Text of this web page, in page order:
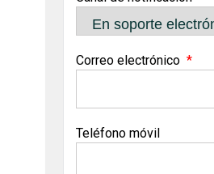
Correo electrónico
Teléfono móvil